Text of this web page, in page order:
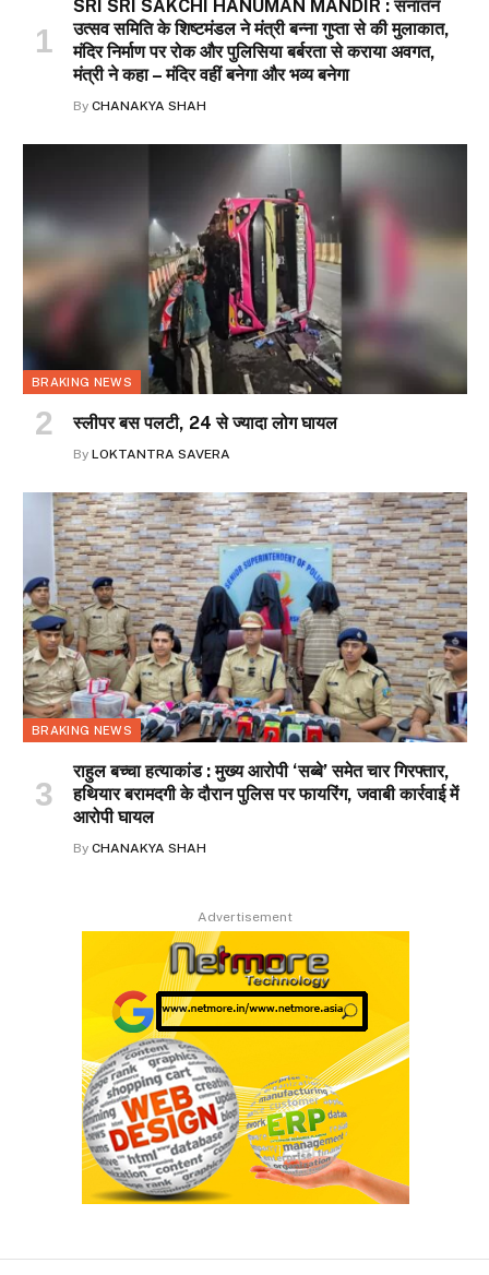
SRI SRI SAKCHI HANUMAN MANDIR : सनातन
उत्सव समिति के शिष्टमंडल ने मंत्री बन्ना गुप्ता से की मुलाकात,
मंदिर निर्माण पर रोक और पुलिसिया बर्बरता से कराया अवगत,
मंत्री ने कहा – मंदिर वहीं बनेगा और भव्य बनेगा
By CHANAKYA SHAH
BRAKING NEWS
स्लीपर बस पलटी, 24 से ज्यादा लोग घायल
By LOKTANTRA SAVERA
BRAKING NEWS
राहुल बच्चा हत्याकांड : मुख्य आरोपी ‘सब्बे’ समेत चार गिरफ्तार,
हथियार बरामदगी के दौरान पुलिस पर फायरिंग, जवाबी कार्रवाई में
आरोपी घायल
By CHANAKYA SHAH
Advertisement